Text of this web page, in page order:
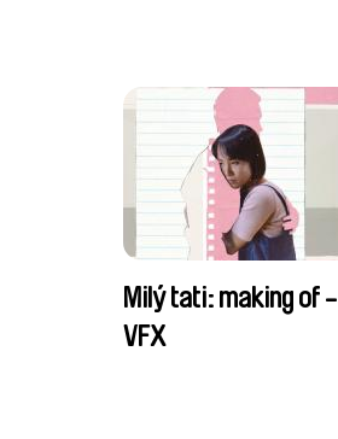
Milý tati: making of -
VFX